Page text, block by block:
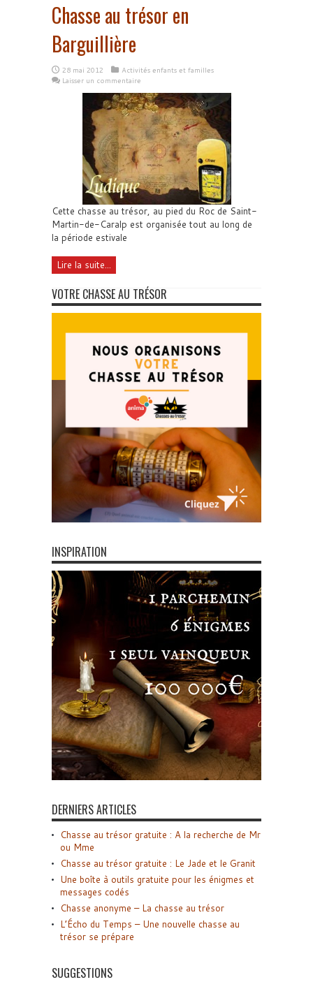
Chasse au trésor en
Barguillière
28 mai 2012
Activités enfants et familles
Laisser un commentaire
Cette chasse au trésor, au pied du Roc de Saint-
Martin-de-Caralp est organisée tout au long de
la période estivale
Lire la suite...
VOTRE CHASSE AU TRÉSOR
INSPIRATION
DERNIERS ARTICLES
Chasse au trésor gratuite : A la recherche de Mr
ou Mme
Chasse au trésor gratuite : Le Jade et le Granit
Une boîte à outils gratuite pour les énigmes et
messages codés
Chasse anonyme – La chasse au trésor
L’Écho du Temps – Une nouvelle chasse au
trésor se prépare
SUGGESTIONS